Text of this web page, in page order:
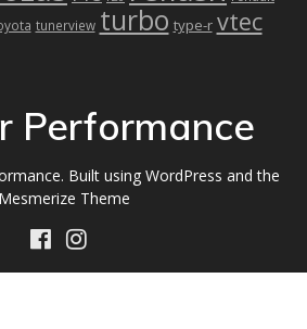
tunerview turbo type-r vtec
Performance
Built using WordPress and the
Mesmerize Theme